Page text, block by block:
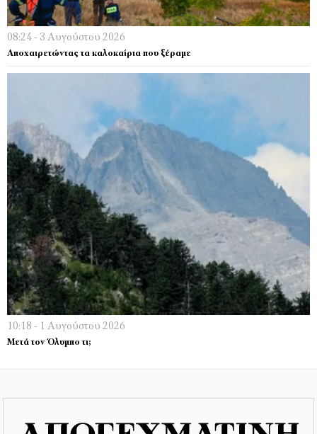
08:24 - 3 Αυγούστου 2026
Αποχαιρετώντας τα καλοκαίρια που ξέραμε
10:18 - 1 Αυγούστου 2026
Μετά τον Όλυμπο τι;